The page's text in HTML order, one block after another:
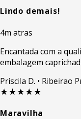
Lindo demais!
4m atras
Encantada com a
embalagem
Priscila D. • Ribeirao
★★★★★
Maravilha